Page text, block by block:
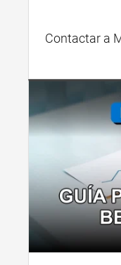
Contactar a